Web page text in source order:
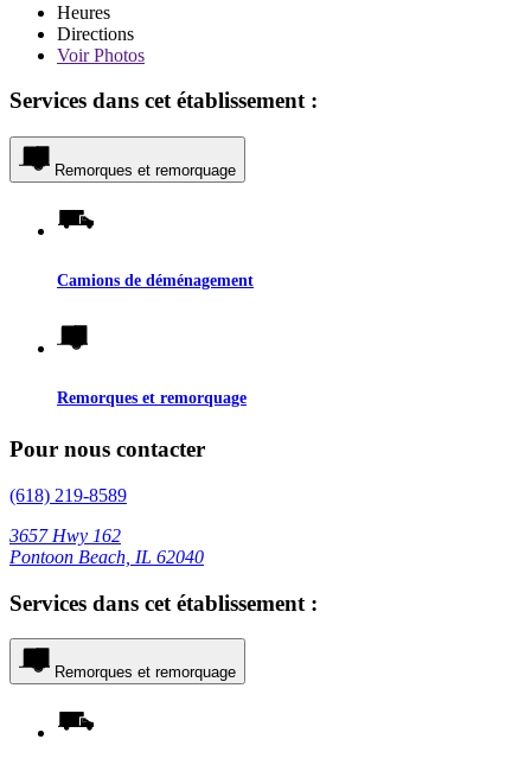
Heures
Directions
VoirPhotos
Services dans cet établissement :
Remorques et remorquage
Camions de déménagement
Remorques et remorquage
Pour nous contacter
(618) 219-8589
3657 Hwy 162
Pontoon Beach, IL 62040
Services dans cet établissement :
Remorques et remorquage